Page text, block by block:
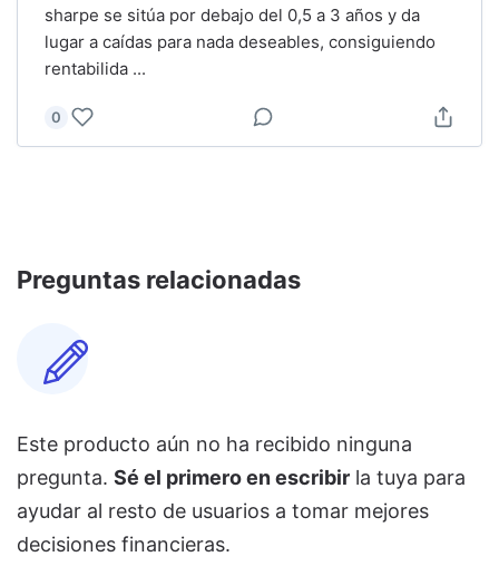
sharpe se sitúa por debajo del 0,5 a 3 años y da
lugar a caídas para nada deseables, consiguiendo
rentabilida ...
0
Preguntas relacionadas
Este producto aún no ha recibido ninguna
pregunta. Sé el primero en escribir la tuya para
ayudar al resto de usuarios a tomar mejores
decisiones financieras.